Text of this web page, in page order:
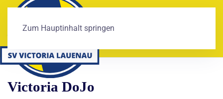
Zum Hauptinhalt springen
Victoria DoJo